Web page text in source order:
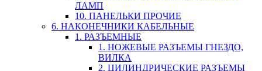
ЛАМП
10. ПАНЕЛЬКИ ПРОЧИЕ
6. НАКОНЕЧНИКИ КАБЕЛЬНЫЕ
1. РАЗЪЕМНЫЕ
1. НОЖЕВЫЕ РАЗЪЕМЫ ГНЕЗДО,
ВИЛКА
2. ЦИЛИНДРИЧЕСКИЕ РАЗЪЕМЫ